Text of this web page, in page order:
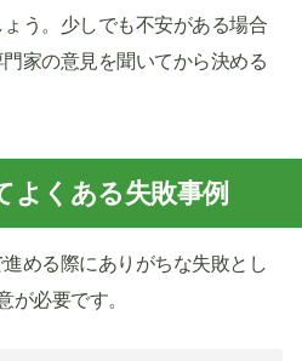
う。少しでも不安がある場合
家の意見を聞いてから決める
よくある失敗事例
める際にありがちな失敗とし
が必要です。